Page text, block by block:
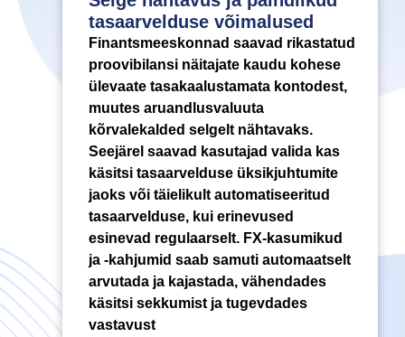
tasaarvelduse võimalused
Finantsmeeskonnad saavad rikastatud
proovibilansi näitajate kaudu kohese
ülevaate tasakaalustamata kontodest,
muutes aruandlusvaluuta
kõrvalekalded selgelt nähtavaks.
Seejärel saavad kasutajad valida kas
käsitsi tasaarvelduse üksikjuhtumite
jaoks või täielikult automatiseeritud
tasaarvelduse, kui erinevused
esinevad regulaarselt. FX-kasumikud
ja -kahjumid saab samuti automaatselt
arvutada ja kajastada, vähendades
käsitsi sekkumist ja tugevdades
vastavust